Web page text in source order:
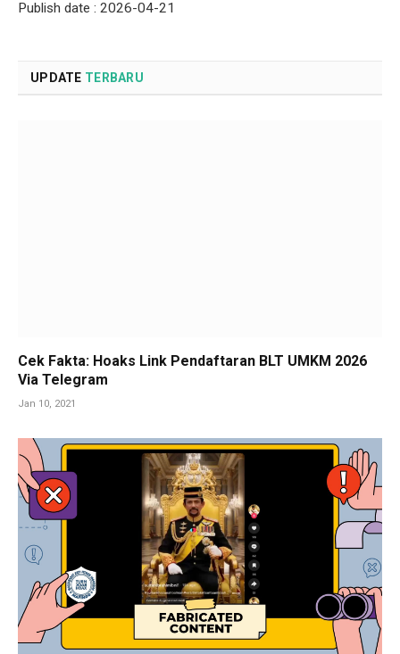
Publish date : 2026-04-21
UPDATE TERBARU
Cek Fakta: Hoaks Link Pendaftaran BLT UMKM 2026
Via Telegram
Jan 10, 2021